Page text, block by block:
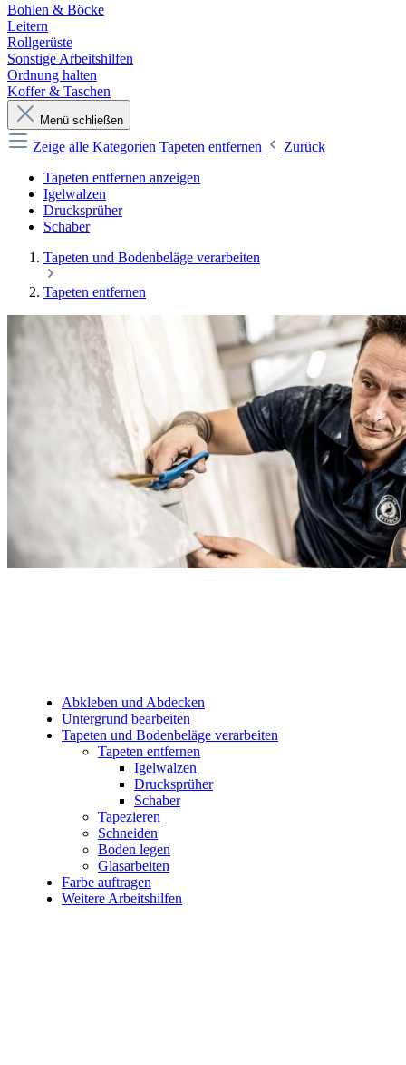
Bohlen & Böcke
Leitern
Rollgerüste
Sonstige Arbeitshilfen
Ordnung halten
Koffer & Taschen
Menü schließen
Zeige alle Kategorien Tapeten entfernen
Zurück
Tapeten entfernen anzeigen
Igelwalzen
Drucksprüher
Schaber
Tapeten und Bodenbeläge verarbeiten
Tapeten entfernen
Abkleben und Abdecken
Untergrund bearbeiten
Tapeten und Bodenbeläge verarbeiten
Tapeten entfernen
Igelwalzen
Drucksprüher
Schaber
Tapezieren
Schneiden
Boden legen
Glasarbeiten
Farbe auftragen
Weitere Arbeitshilfen